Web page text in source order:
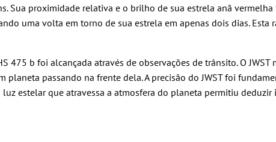
Sua proximidade relativa e o brilho de sua estrela anã
uma volta em torno de sua estrela em apenas dois dias.
475 b foi alcançada através de observações de trânsito. O
planeta passando na frente dela. A precisão do JWST foi
estelar que atravessa a atmosfera do planeta permitiu